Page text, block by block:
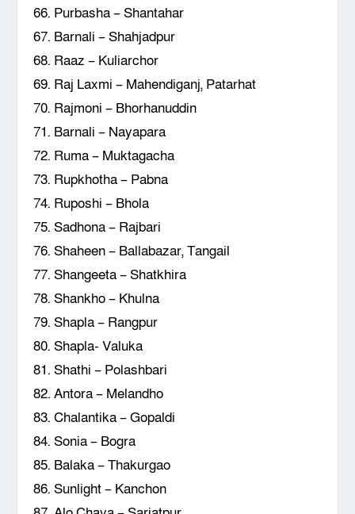
66. Purbasha – Shantahar
67. Barnali – Shahjadpur
68. Raaz – Kuliarchor
69. Raj Laxmi – Mahendiganj, Patarhat
70. Rajmoni – Bhorhanuddin
71. Barnali – Nayapara
72. Ruma – Muktagacha
73. Rupkhotha – Pabna
74. Ruposhi – Bhola
75. Sadhona – Rajbari
76. Shaheen – Ballabazar, Tangail
77. Shangeeta – Shatkhira
78. Shankho – Khulna
79. Shapla – Rangpur
80. Shapla- Valuka
81. Shathi – Polashbari
82. Antora – Melandho
83. Chalantika – Gopaldi
84. Sonia – Bogra
85. Balaka – Thakurgao
86. Sunlight – Kanchon